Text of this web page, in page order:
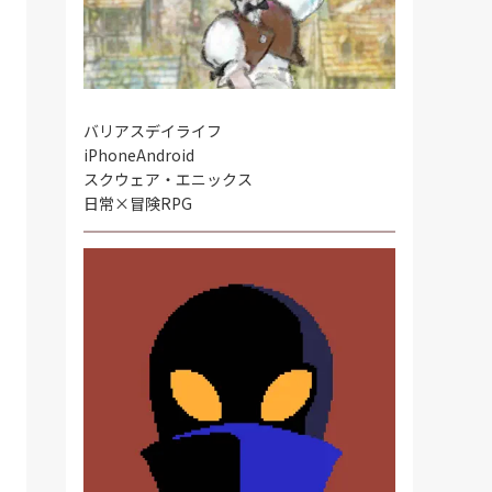
バリアスデイライフ
iPhoneAndroid
スクウェア・エニックス
日常×冒険RPG